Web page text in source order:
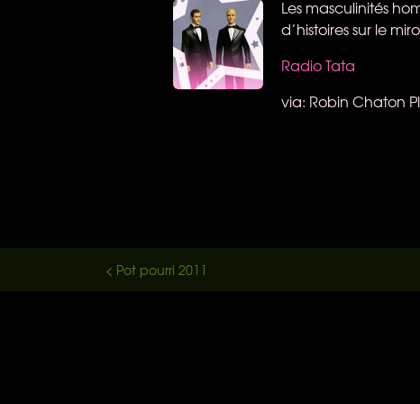
Les masculinités
d’histoires sur le
Radio Tata
via: Robin Chaton
< Pot pourri 2011